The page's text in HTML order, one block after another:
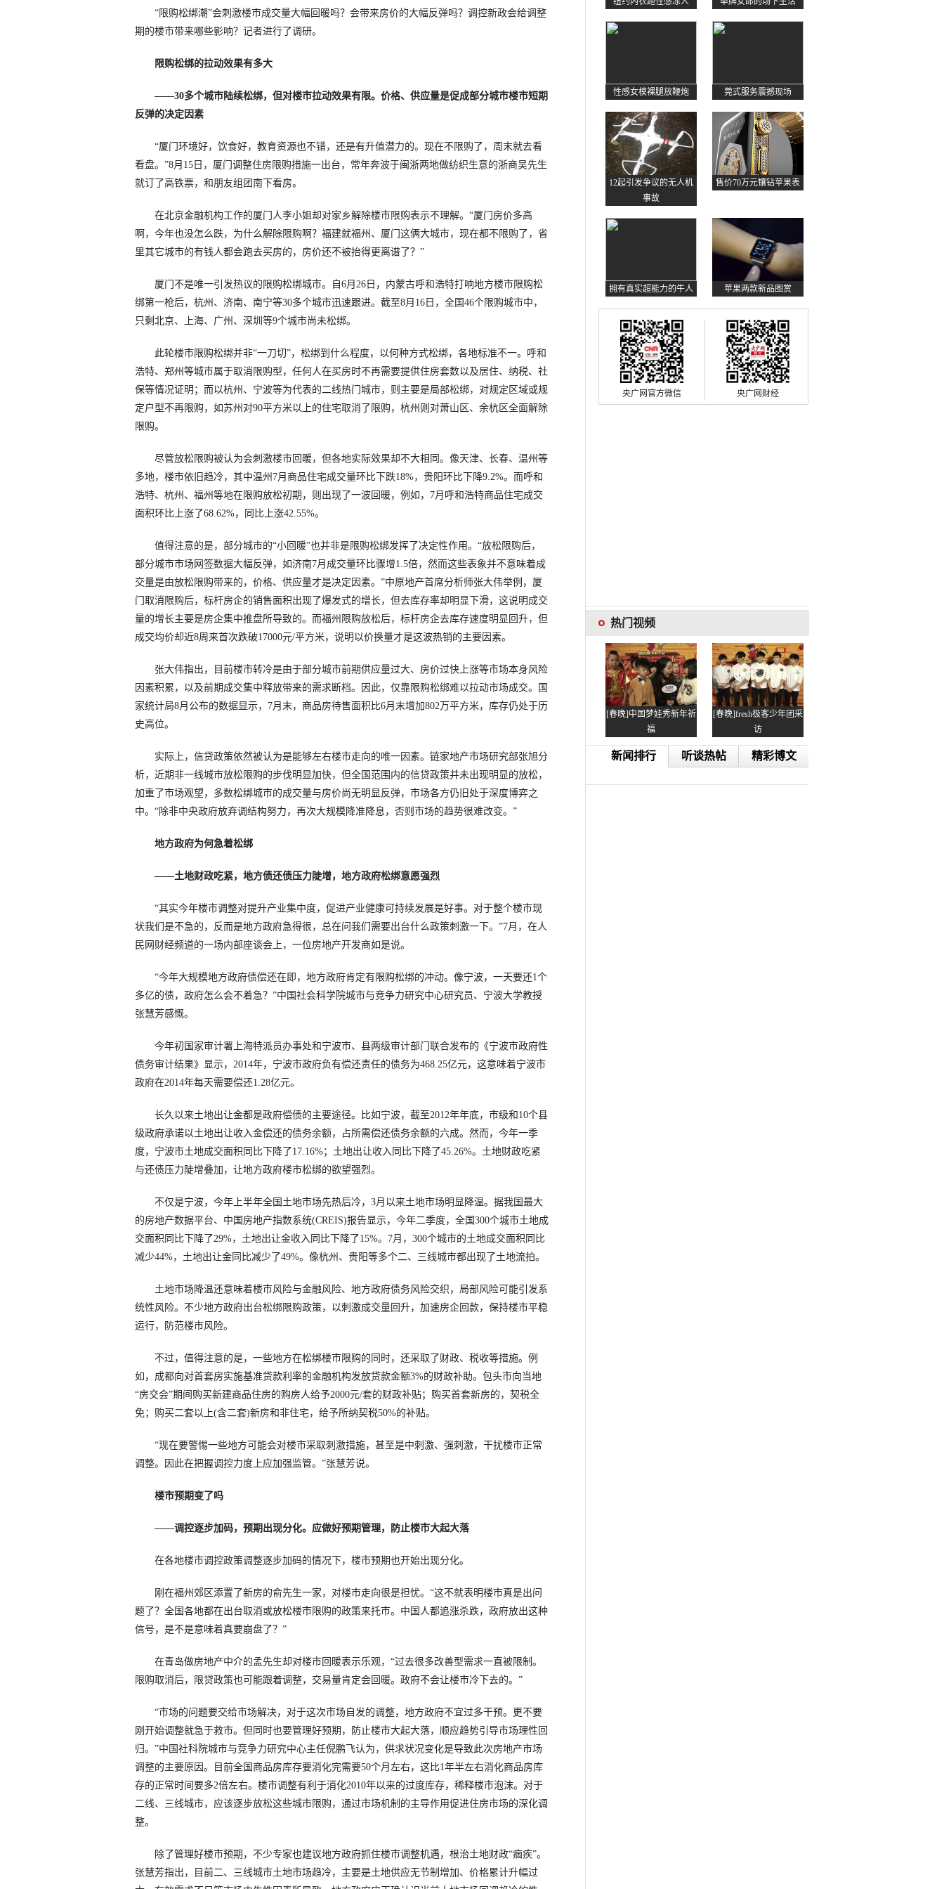
“限购松绑潮”会刺激楼市成交量大幅回暖吗？会带来房价的大幅反弹吗？调控新政会给调整
期的楼市带来哪些影响？记者进行了调研。
限购松绑的拉动效果有多大
——30多个城市陆续松绑，但对楼市拉动效果有限。价格、供应量是促成部分城市楼市短期
反弹的决定因素
“厦门环境好，饮食好，教育资源也不错，还是有升值潜力的。现在不限购了，周末就去看
看盘。”8月15日，厦门调整住房限购措施一出台，常年奔波于闽浙两地做纺织生意的浙商吴先生
就订了高铁票，和朋友组团南下看房。
在北京金融机构工作的厦门人李小姐却对家乡解除楼市限购表示不理解。“厦门房价多高
啊，今年也没怎么跌，为什么解除限购啊？福建就福州、厦门这俩大城市，现在都不限购了，省
里其它城市的有钱人都会跑去买房的，房价还不被抬得更离谱了？”
厦门不是唯一引发热议的限购松绑城市。自6月26日，内蒙古呼和浩特打响地方楼市限购松
绑第一枪后，杭州、济南、南宁等30多个城市迅速跟进。截至8月16日，全国46个限购城市中，
只剩北京、上海、广州、深圳等9个城市尚未松绑。
此轮楼市限购松绑并非“一刀切”，松绑到什么程度，以何种方式松绑，各地标准不一。呼和
浩特、郑州等城市属于取消限购型，任何人在买房时不再需要提供住房套数以及居住、纳税、社
保等情况证明；而以杭州、宁波等为代表的二线热门城市，则主要是局部松绑，对规定区域或规
定户型不再限购，如苏州对90平方米以上的住宅取消了限购，杭州则对萧山区、余杭区全面解除
限购。
尽管放松限购被认为会刺激楼市回暖，但各地实际效果却不大相同。像天津、长春、温州等
多地，楼市依旧趋冷，其中温州7月商品住宅成交量环比下跌18%，贵阳环比下降9.2%。而呼和
浩特、杭州、福州等地在限购放松初期，则出现了一波回暖，例如，7月呼和浩特商品住宅成交
面积环比上涨了68.62%，同比上涨42.55%。
值得注意的是，部分城市的“小回暖”也并非是限购松绑发挥了决定性作用。“放松限购后，
部分城市市场网签数据大幅反弹，如济南7月成交量环比骤增1.5倍，然而这些表象并不意味着成
交量是由放松限购带来的，价格、供应量才是决定因素。”中原地产首席分析师张大伟举例，厦
门取消限购后，标杆房企的销售面积出现了爆发式的增长，但去库存率却明显下滑，这说明成交
量的增长主要是房企集中推盘所导致的。而福州限购放松后，标杆房企去库存速度明显回升，但
成交均价却近8周来首次跌破17000元/平方米，说明以价换量才是这波热销的主要因素。
张大伟指出，目前楼市转冷是由于部分城市前期供应量过大、房价过快上涨等市场本身风险
因素积累，以及前期成交集中释放带来的需求断档。因此，仅靠限购松绑难以拉动市场成交。国
家统计局8月公布的数据显示，7月末，商品房待售面积比6月末增加802万平方米，库存仍处于历
史高位。
实际上，信贷政策依然被认为是能够左右楼市走向的唯一因素。链家地产市场研究部张旭分
析，近期非一线城市放松限购的步伐明显加快，但全国范围内的信贷政策并未出现明显的放松，
加重了市场观望，多数松绑城市的成交量与房价尚无明显反弹，市场各方仍旧处于深度博弈之
中。“除非中央政府放弃调结构努力，再次大规模降准降息，否则市场的趋势很难改变。”
地方政府为何急着松绑
——土地财政吃紧，地方债还债压力陡增，地方政府松绑意愿强烈
“其实今年楼市调整对提升产业集中度，促进产业健康可持续发展是好事。对于整个楼市现
状我们是不急的，反而是地方政府急得很，总在问我们需要出台什么政策刺激一下。”7月，在人
民网财经频道的一场内部座谈会上，一位房地产开发商如是说。
“今年大规模地方政府债偿还在即，地方政府肯定有限购松绑的冲动。像宁波，一天要还1个
多亿的债，政府怎么会不着急？”中国社会科学院城市与竞争力研究中心研究员、宁波大学教授
张慧芳感慨。
今年初国家审计署上海特派员办事处和宁波市、县两级审计部门联合发布的《宁波市政府性
债务审计结果》显示，2014年，宁波市政府负有偿还责任的债务为468.25亿元，这意味着宁波市
政府在2014年每天需要偿还1.28亿元。
长久以来土地出让金都是政府偿债的主要途径。比如宁波，截至2012年年底，市级和10个县
级政府承诺以土地出让收入金偿还的债务余额，占所需偿还债务余额的六成。然而，今年一季
度，宁波市土地成交面积同比下降了17.16%；土地出让收入同比下降了45.26%。土地财政吃紧
与还债压力陡增叠加，让地方政府楼市松绑的欲望强烈。
不仅是宁波，今年上半年全国土地市场先热后冷，3月以来土地市场明显降温。据我国最大
的房地产数据平台、中国房地产指数系统(CREIS)报告显示，今年二季度，全国300个城市土地成
交面积同比下降了29%，土地出让金收入同比下降了15%。7月，300个城市的土地成交面积同比
减少44%，土地出让金同比减少了49%。像杭州、贵阳等多个二、三线城市都出现了土地流拍。
土地市场降温还意味着楼市风险与金融风险、地方政府债务风险交织，局部风险可能引发系
统性风险。不少地方政府出台松绑限购政策，以刺激成交量回升，加速房企回款，保持楼市平稳
运行，防范楼市风险。
不过，值得注意的是，一些地方在松绑楼市限购的同时，还采取了财政、税收等措施。例
如，成都向对首套房实施基准贷款利率的金融机构发放贷款金额3%的财政补助。包头市向当地
“房交会”期间购买新建商品住房的购房人给予2000元/套的财政补贴；购买首套新房的，契税全
免；购买二套以上(含二套)新房和非住宅，给予所纳契税50%的补贴。
“现在要警惕一些地方可能会对楼市采取刺激措施，甚至是中刺激、强刺激，干扰楼市正常
调整。因此在把握调控力度上应加强监管。”张慧芳说。
楼市预期变了吗
——调控逐步加码，预期出现分化。应做好预期管理，防止楼市大起大落
在各地楼市调控政策调整逐步加码的情况下，楼市预期也开始出现分化。
刚在福州郊区添置了新房的俞先生一家，对楼市走向很是担忧。“这不就表明楼市真是出问
题了？全国各地都在出台取消或放松楼市限购的政策来托市。中国人都追涨杀跌，政府放出这种
信号，是不是意味着真要崩盘了？”
在青岛做房地产中介的孟先生却对楼市回暖表示乐观，“过去很多改善型需求一直被限制。
限购取消后，限贷政策也可能跟着调整，交易量肯定会回暖。政府不会让楼市冷下去的。”
“市场的问题要交给市场解决，对于这次市场自发的调整，地方政府不宜过多干预。更不要
刚开始调整就急于救市。但同时也要管理好预期，防止楼市大起大落，顺应趋势引导市场理性回
归。”中国社科院城市与竞争力研究中心主任倪鹏飞认为，供求状况变化是导致此次房地产市场
调整的主要原因。目前全国商品房库存要消化完需要50个月左右，这比1年半左右消化商品房库
存的正常时间要多2倍左右。楼市调整有利于消化2010年以来的过度库存，稀释楼市泡沫。对于
二线、三线城市，应该逐步放松这些城市限购，通过市场机制的主导作用促进住房市场的深化调
整。
除了管理好楼市预期，不少专家也建议地方政府抓住楼市调整机遇，根治土地财政“痼疾”。
张慧芳指出，目前二、三线城市土地市场趋冷，主要是土地供应无节制增加、价格累计升幅过
性感女模裸腿放鞭炮 莞式服务震撼现场
12起引发争议的无人机
事故
售价70万元镶钻苹果表
拥有真实超能力的牛人 苹果两款新品图赏
央广网官方微信 央广网财经